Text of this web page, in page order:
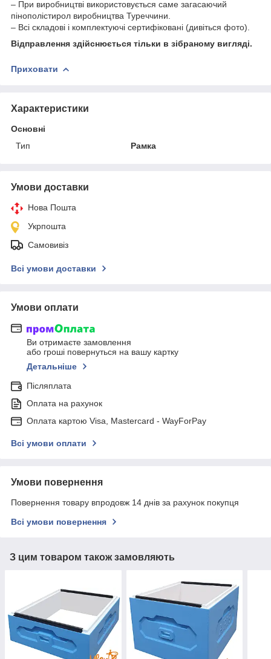
– При виробництві використовується саме загасаючий
пінополістирол виробництва Туреччини.
– Всі складові і комплектуючі сертифіковані (дивіться фото).
Відправлення здійснюється тільки в зібраному вигляді.
Приховати
Характеристики
Основні
Тип
Рамка
Умови доставки
Нова Пошта
Укрпошта
Самовивіз
Всі умови доставки
Умови оплати
Ви отримаєте замовлення
або гроші повернуться на вашу картку
Детальніше
Післяплата
Оплата на рахунок
Оплата картою Visa, Mastercard - WayForPay
Всі умови оплати
Умови повернення
Повернення товару впродовж 14 днів за рахунок покупця
Всі умови повернення
З цим товаром також замовляють